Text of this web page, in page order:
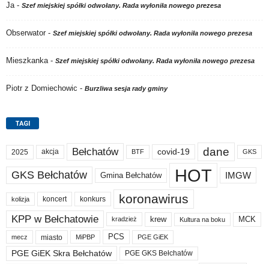
Ja- Szef miejskiej spółki odwołany. Rada wyłoniła nowego prezesa
Obserwator - Szef miejskiej spółki odwołany. Rada wyłoniła nowego prezesa
Mieszkanka- Szef miejskiej spółki odwołany. Rada wyłoniła nowego prezesa
Piotr z Domiechowic - Burzliwa sesja rady gminy
TAGI
2025 akcja Bełchatów BTF covid-19 dane GKS
GKS Bełchatów Gmina Bełchatów HOT IMGW
kolizja koncert konkurs koronawirus
KPP w Bełchatowie kradzież krew Kultura na boku MCK
mecz miasto MiPBP PCS PGE GiEK
PGE GiEK Skra Bełchatów PGE GKS Bełchatów